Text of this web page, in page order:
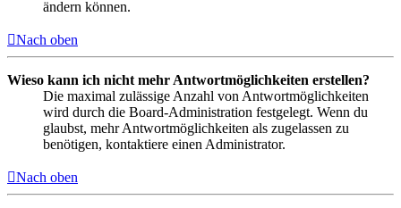
ändern können.
Nach oben
Wieso kann ich nicht mehr Antwortmöglichkeiten erstellen?
Die maximal zulässige Anzahl von Antwortmöglichkeiten
wird durch die Board-Administration festgelegt. Wenn du
glaubst, mehr Antwortmöglichkeiten als zugelassen zu
benötigen, kontaktiere einen Administrator.
Nach oben